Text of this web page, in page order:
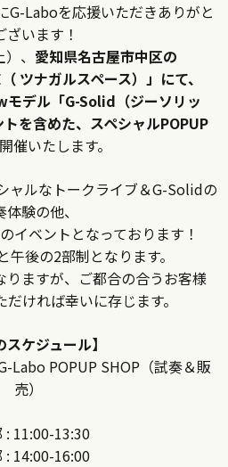
G-Laboを応援いただきありがと
ざいます！
、 愛知県名古屋市中区の
ツナガルスペース）」にて、
デル「G-Solid（ジーソリッ
を含めた、スペシャルPOPUP
催いたします。
ャルなトークライブ＆G-Solidの
体験の他、
イベントとなっております！
午後の2部制となります。
ますが、ご都合の合うお客様
ければ幸いに存じます。
スケジュール】
Labo POPUP SHOP（試奏＆販
売）
: 11:00-13:30
: 14:00-16:00